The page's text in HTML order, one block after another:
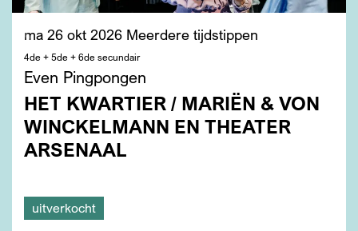
Even Pingpongen
HET KWARTIER / MARIËN & VON
WINCKELMANN EN THEATER
ARSENAAL
4de + 5de + 6de secundair
ma 26 okt 2026 Meerdere tijdstippen
uitverkocht